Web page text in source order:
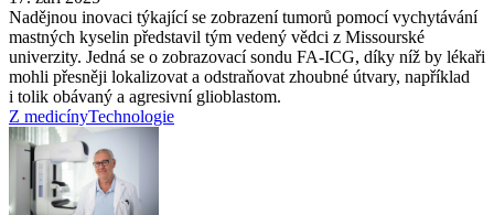
Nadějnou inovaci týkající se zobrazení tumorů pomocí vychytávání
mastných kyselin představil tým vedený vědci z Missourské
univerzity. Jedná se o zobrazovací sondu FA-ICG, díky níž by lékaři
mohli přesněji lokalizovat a odstraňovat zhoubné útvary, například
i tolik obávaný a agresivní glioblastom.
Z medicínyTechnologie